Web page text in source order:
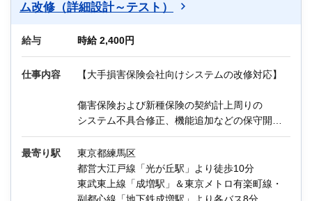
ム改修（詳細設計～テスト）
給与 時給 2,400円
仕事内容 【大手損害保険会社向けシステムの改修対応】
傷害保険および新種保険の契約計上周りの
システム不具合修正、機能追加などの保守開発
業務をメインに担当していただきます。
担当工程：詳細設計、製造、単体テスト、結合
テストまで
作業環境：IBM z/OS（バッチ）、COBOL、JCL
最寄り駅
東京都練馬区
都営大江戸線「光が丘駅」より徒歩10分
東武東上線「成増駅」＆東京メトロ有楽町線・